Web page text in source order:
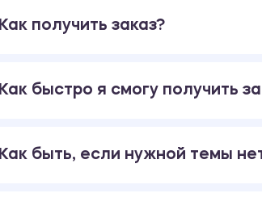
Как получить заказ?
Как быстро я смогу получить
Как быть, если нужной темы